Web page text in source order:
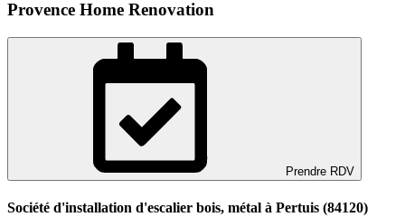
Provence Home Renovation
Prendre RDV
Société d'installation d'escalier bois, métal à Pertuis (84120)